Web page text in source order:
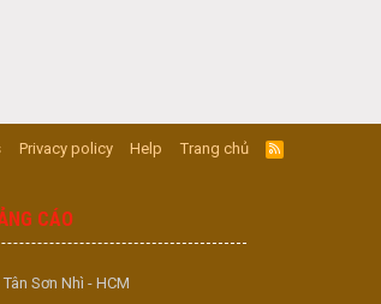
Privacy policy Help Trang chủ
R
S
CÁO
Sơn Nhì - HCM